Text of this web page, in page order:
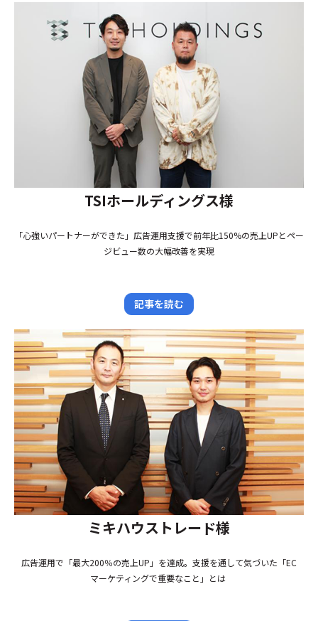
TSIホールディングス様
「心強いパートナーができた」広告運用支援で前年比150%の売上UPとペー
ジビュー数の大幅改善を実現
記事を読む
ミキハウストレード様
広告運用で「最大200％の売上UP」を達成。支援を通して気づいた「EC
マーケティングで重要なこと」とは